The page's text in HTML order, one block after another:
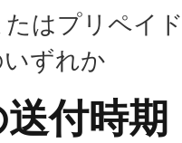
はプリペイ
ずれか
付時期